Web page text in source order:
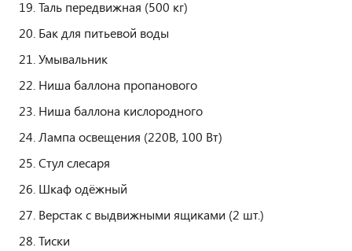
Таль передвижная (500 кг)
Бак для питьевой воды
Умывальник
Ниша баллона пропанового
Ниша баллона кислородного
Лампа освещения (220В, 100 Вт)
Стул слесаря
Шкаф одёжный
Верстак с выдвижными ящиками (2 шт.)
Тиски